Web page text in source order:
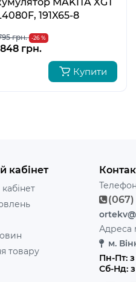
191X65-8
грн. -26 %
848 грн.
Купити
кабінет
товару
(067)
Адреса
м.
Пн-Пт: з
Сб-Нд: з